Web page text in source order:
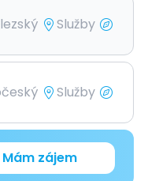
Služby
Služby
Mám zájem